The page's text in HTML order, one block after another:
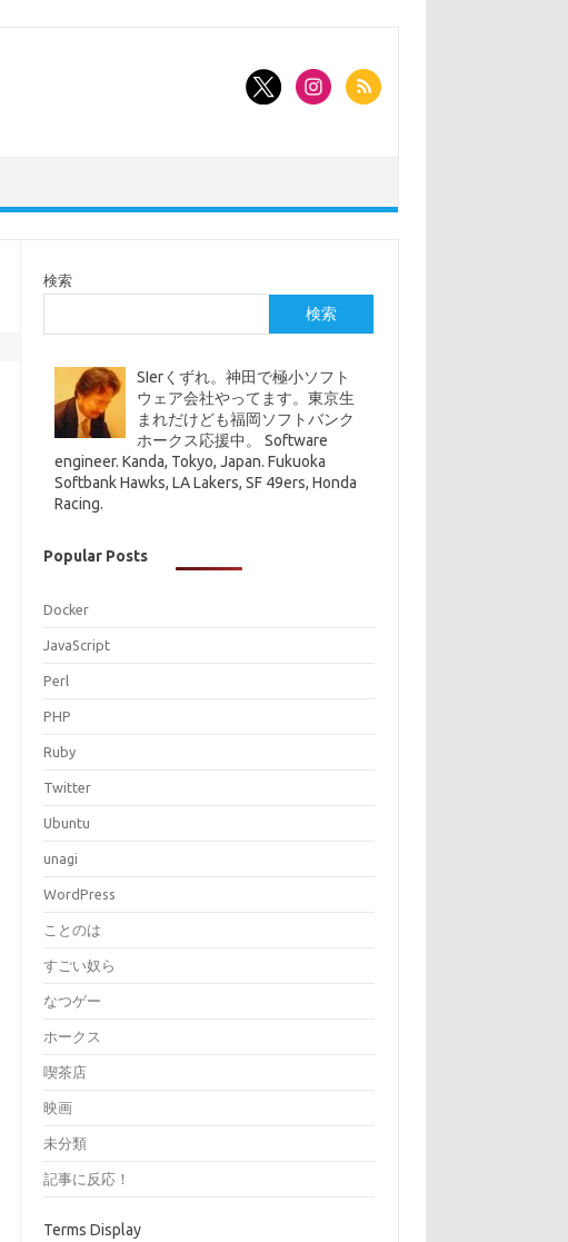
検索
検索
SIerくずれ。神田で極小ソフト
ウェア会社やってます。東京生
まれだけども福岡ソフトバンク
ホークス応援中。 Software
engineer. Kanda, Tokyo, Japan. Fukuoka
Softbank Hawks, LA Lakers, SF 49ers, Honda
Racing.
Popular Posts
Docker
JavaScript
Perl
PHP
Ruby
Twitter
Ubuntu
unagi
WordPress
ことのは
すごい奴ら
なつゲー
ホークス
喫茶店
映画
未分類
記事に反応！
Terms Display